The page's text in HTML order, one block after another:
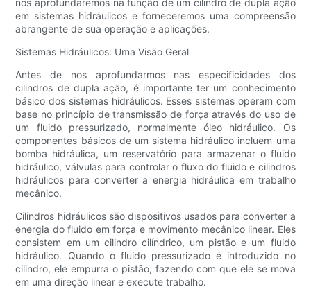
nos aprofundaremos na função de um cilindro de dupla ação
em sistemas hidráulicos e forneceremos uma compreensão
abrangente de sua operação e aplicações.
Sistemas Hidráulicos: Uma Visão Geral
Antes de nos aprofundarmos nas especificidades dos
cilindros de dupla ação, é importante ter um conhecimento
básico dos sistemas hidráulicos. Esses sistemas operam com
base no princípio de transmissão de força através do uso de
um fluido pressurizado, normalmente óleo hidráulico. Os
componentes básicos de um sistema hidráulico incluem uma
bomba hidráulica, um reservatório para armazenar o fluido
hidráulico, válvulas para controlar o fluxo do fluido e cilindros
hidráulicos para converter a energia hidráulica em trabalho
mecânico.
Cilindros hidráulicos são dispositivos usados ​​para converter a
energia do fluido em força e movimento mecânico linear. Eles
consistem em um cilindro cilíndrico, um pistão e um fluido
hidráulico. Quando o fluido pressurizado é introduzido no
cilindro, ele empurra o pistão, fazendo com que ele se mova
em uma direção linear e execute trabalho.